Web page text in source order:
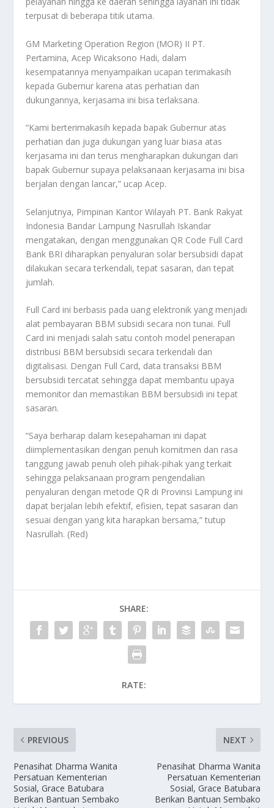
terpusat di beberapa titik utama.
GM Marketing Operation Region (MOR) II PT.
Pertamina, Acep Wicaksono Hadi, dalam
kesempatannya menyampaikan ucapan terimakasih
kepada Gubernur karena atas perhatian dan
dukungannya, kerjasama ini bisa terlaksana.
“Kami berterimakasih kepada bapak Gubernur atas
perhatian dan juga dukungan yang luar biasa atas
kerjasama ini dan terus mengharapkan dukungan dari
bapak Gubernur supaya pelaksanaan kerjasama ini bisa
berjalan dengan lancar,” ucap Acep.
Selanjutnya, Pimpinan Kantor Wilayah PT. Bank Rakyat
Indonesia Bandar Lampung Nasrullah Iskandar
mengatakan, dengan menggunakan QR Code Full Card
Bank BRI diharapkan penyaluran solar bersubsidi dapat
dilakukan secara terkendali, tepat sasaran, dan tepat
jumlah.
Full Card ini berbasis pada uang elektronik yang menjadi
alat pembayaran BBM subsidi secara non tunai. Full
Card ini menjadi salah satu contoh model penerapan
distribusi BBM bersubsidi secara terkendali dan
digitalisasi. Dengan Full Card, data transaksi BBM
bersubsidi tercatat sehingga dapat membantu upaya
memonitor dan memastikan BBM bersubsidi ini tepat
sasaran.
“Saya berharap dalam kesepahaman ini dapat
diimplementasikan dengan penuh komitmen dan rasa
tanggung jawab penuh oleh pihak-pihak yang terkait
sehingga pelaksanaan program pengendalian
penyaluran dengan metode QR di Provinsi Lampung ini
dapat berjalan lebih efektif, efisien, tepat sasaran dan
sesuai dengan yang kita harapkan bersama,” tutup
Nasrullah. (Red)
SHARE:
RATE:
PREVIOUS
Penasihat Dharma Wanita
Persatuan Kementerian
Sosial, Grace Batubara
Berikan Bantuan Sembako
NEXT
Penasihat Dharma Wanita
Persatuan Kementerian
Sosial, Grace Batubara
Berikan Bantuan Sembako